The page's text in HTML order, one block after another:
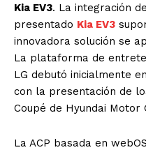
Kia EV3. La integración
presentado Kia EV3
innovadora solución se
La plataforma de
LG debutó inicialmente
con la presentación de
Coupé de Hyundai Motor
La ACP basada en